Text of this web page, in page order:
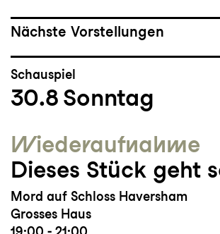
Nächste Vorstellungen
Schauspiel
30.8 Sonntag
Wieder­aufnahme
Dieses Stück geht
Mord auf Schloss Haversham
Grosses Haus